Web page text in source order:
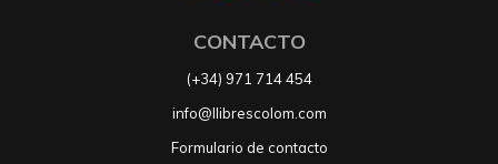
CONTACTO
(+34) 971 714 454
info@llibrescolom.com
Formulario de contacto